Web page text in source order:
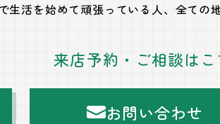
生活を始めて頑張っている人、 全ての
来店予約・ご相談はこ
お問い合わせ